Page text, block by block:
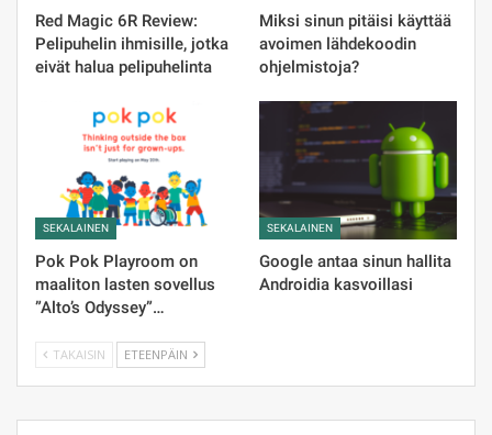
Red Magic 6R Review:
Pelipuhelin ihmisille, jotka
eivät halua pelipuhelinta
Miksi sinun pitäisi käyttää
avoimen lähdekoodin
ohjelmistoja?
SEKALAINEN
Pok Pok Playroom on
maaliton lasten sovellus
”Alto’s Odyssey”…
SEKALAINEN
Google antaa sinun hallita
Androidia kasvoillasi
TAKAISIN ETEENPÄIN